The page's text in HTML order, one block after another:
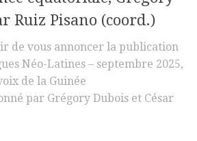
un numéro
Ruiz Pisano (coord.)
de vous annoncer la publication
Néo-Latines – septembre 2025,
de la Guinée
par Grégory Dubois et César